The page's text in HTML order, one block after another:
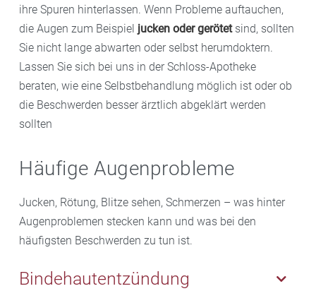
ihre Spuren hinterlassen. Wenn Probleme auftauchen,
die Augen zum Beispiel jucken oder gerötetsind, sollten
Sie nicht lange abwarten oder selbst herumdoktern.
Lassen Sie sich bei uns in der Schloss-Apotheke
beraten, wie eine Selbstbehandlung möglich ist oder ob
die Beschwerden besser ärztlich abgeklärt werden
sollten
Häufige Augenprobleme
Jucken, Rötung, Blitze sehen, Schmerzen – was hinter
Augenproblemen stecken kann und was bei den
häufigsten Beschwerden zu tun ist.
Bindehautentzündung